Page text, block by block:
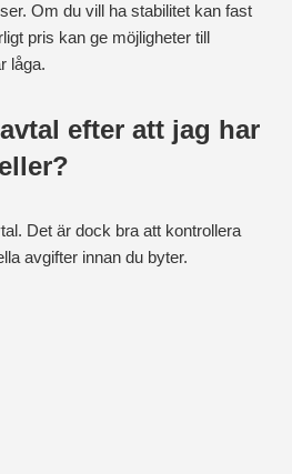
Om du vill ha stabilitet kan fast
pris kan ge möjligheter till
låga.
efter att jag har
Det är dock bra att kontrollera
avgifter innan du byter.